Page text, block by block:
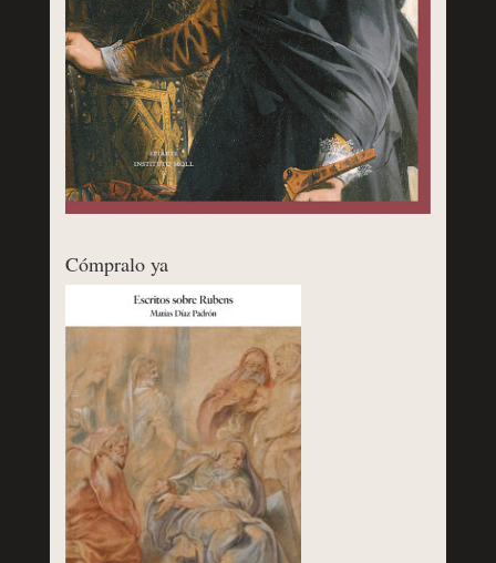
Cómpralo ya